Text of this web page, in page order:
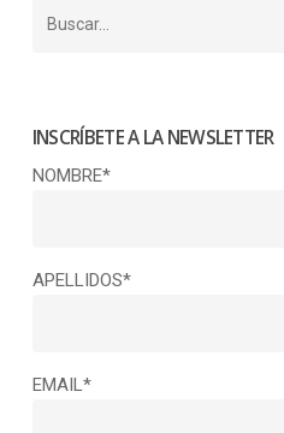
INSCRÍBETE A LA NEWSLETTER
NOMBRE*
APELLIDOS*
EMAIL*